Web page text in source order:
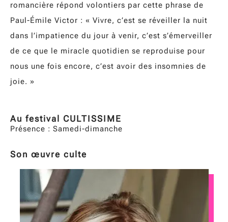
romancière répond volontiers par cette phrase de
Paul-Émile Victor : « Vivre, c’est se réveiller la nuit
dans l’impatience du jour à venir, c’est s’émerveiller
de ce que le miracle quotidien se reproduise pour
nous une fois encore, c’est avoir des insomnies de
joie. »
Au festival CULTISSIME
Présence : Samedi-dimanche
Son œuvre culte